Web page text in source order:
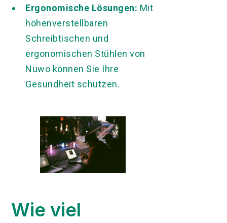
Ergonomische Lösungen: Mit
höhenverstellbaren
Schreibtischen und
ergonomischen Stühlen von
Nuwo können Sie Ihre
Gesundheit schützen.
Wie viel